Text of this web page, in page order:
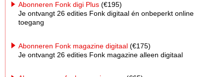
Abonneren Fonk digi Plus (€195)
Je ontvangt 26 edities Fonk digitaal én onbeperkt online
toegang
Abonneren Fonk magazine digitaal (€175)
Je ontvangt 26 edities Fonk magazine alleen digitaal